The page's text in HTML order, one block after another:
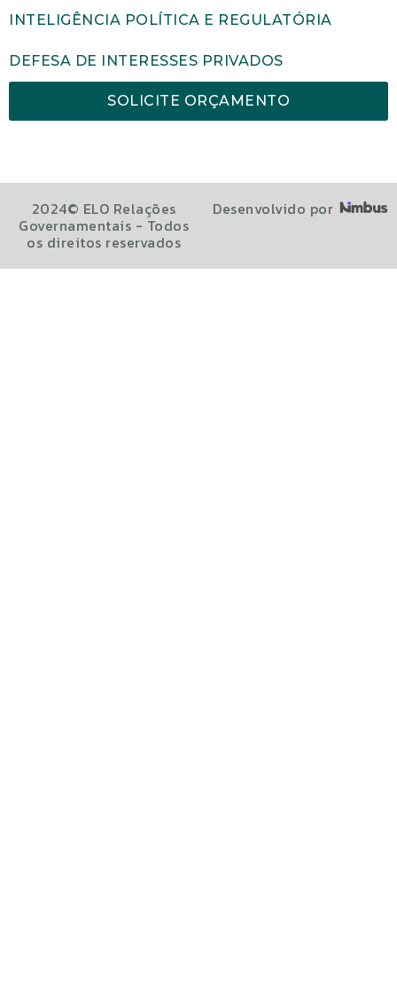
INTELIGÊNCIA POLÍTICA E REGULATÓRIA
DEFESA DE INTERESSES PRIVADOS
SOLICITE ORÇAMENTO
2024© ELO Relações
Governamentais - Todos
os direitos reservados
Desenvolvido por